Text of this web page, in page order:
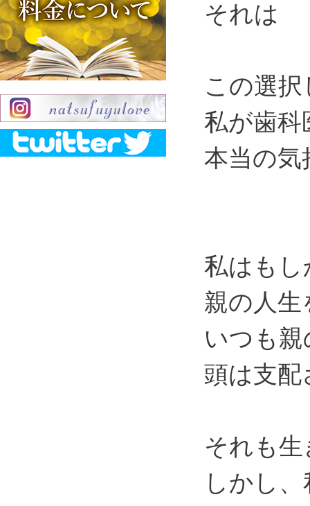
それは
この選択
私が歯科
本当の
私はも
親の人
いつも
頭は支
それも
しかし